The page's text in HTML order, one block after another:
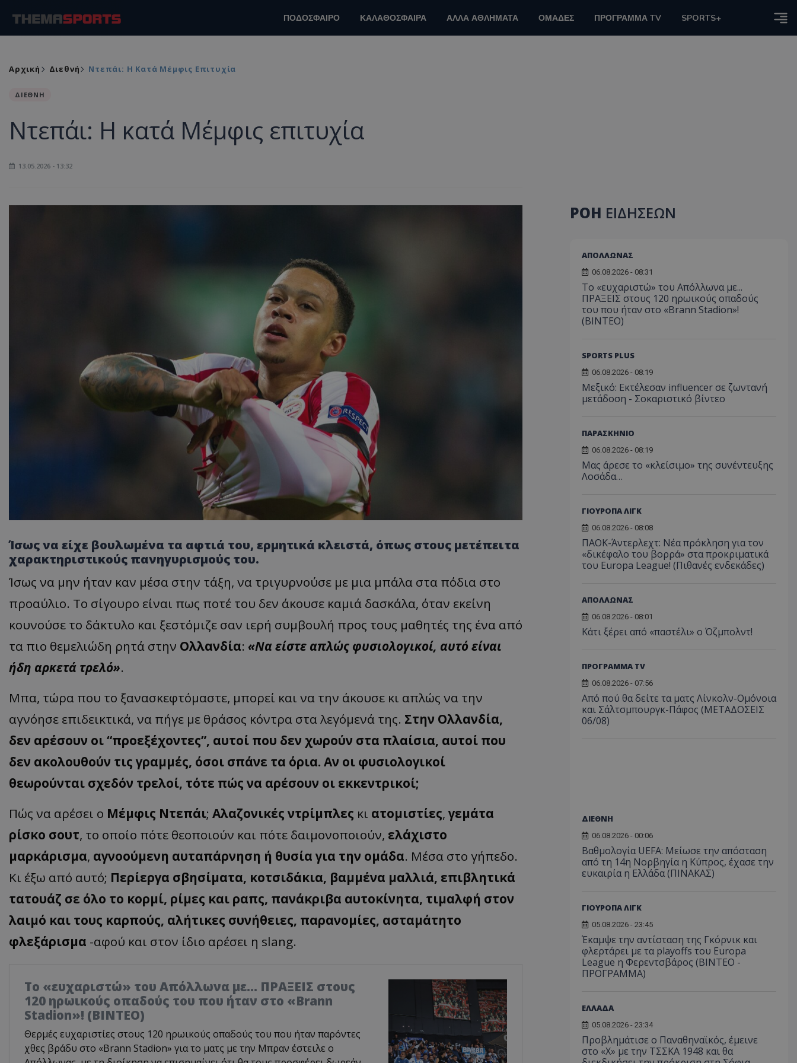
ΠΟΔΟΣΦΑΙΡΟ ΚΑΛΑΘΟΣΦΑΙΡΑ ΑΛΛΑ ΑΘΛΗΜΑΤΑ ΟΜΑΔΕΣ ΠΡΟΓΡΑΜΜΑ TV SPORTS+
Αρχική Διεθνή Ντεπάι: Η Κατά Μέμφις Επιτυχία
ΔΙΕΘΝΗ
Ντεπάι: Η κατά Μέμφις επιτυχία
13.05.2026 - 13:32
Ίσως να είχε βουλωμένα τα αφτιά του, ερμητικά κλειστά, όπως στους μετέπειτα
χαρακτηριστικούς πανηγυρισμούς του.
Ίσως να μην ήταν καν μέσα στην τάξη, να τριγυρνούσε με μια μπάλα στα πόδια στο
προαύλιο. Το σίγουρο είναι πως ποτέ του δεν άκουσε καμιά δασκάλα, όταν εκείνη
κουνούσε το δάκτυλο και ξεστόμιζε σαν ιερή συμβουλή προς τους μαθητές της ένα από
τα πιο θεμελιώδη ρητά στην Ολλανδία: «Να είστε απλώς φυσιολογικοί, αυτό είναι
ήδη αρκετά τρελό».
Μπα, τώρα που το ξανασκεφτόμαστε, μπορεί και να την άκουσε κι απλώς να την
αγνόησε επιδεικτικά, να πήγε με θράσος κόντρα στα λεγόμενά της. Στην Ολλανδία,
δεν αρέσουν οι “προεξέχοντες”, αυτοί που δεν χωρούν στα πλαίσια, αυτοί που
δεν ακολουθούν τις γραμμές, όσοι σπάνε τα όρια. Αν οι φυσιολογικοί
θεωρούνται σχεδόν τρελοί, τότε πώς να αρέσουν οι εκκεντρικοί;
Πώς να αρέσει ο Μέμφις Ντεπάι; Αλαζονικές ντρίμπλες κι ατομιστίες, γεμάτα
ρίσκο σουτ, το οποίο πότε θεοποιούν και πότε δαιμονοποιούν, ελάχιστο
μαρκάρισμα, αγνοούμενη αυταπάρνηση ή θυσία για την ομάδα. Μέσα στο γήπεδο.
Κι έξω από αυτό; Περίεργα σβησίματα, κοτσιδάκια, βαμμένα μαλλιά, επιβλητικά
τατουάζ σε όλο το κορμί, ρίμες και ραπς, πανάκριβα αυτοκίνητα, τιμαλφή στον
λαιμό και τους καρπούς, αλήτικες συνήθειες, παρανομίες, ασταμάτητο
φλεξάρισμα -αφού και στον ίδιο αρέσει η slang.
Το «ευχαριστώ» του Απόλλωνα με... ΠΡΑΞΕΙΣ στους
120 ηρωικούς οπαδούς του που ήταν στο «Brann
Stadion»! (ΒΙΝΤΕΟ)
Θερμές ευχαριστίες στους 120 ηρωικούς οπαδούς του που ήταν παρόντες
χθες βράδυ στο «Brann Stadion» για το ματς με την Μπραν έστειλε ο
ΡΟΗ ΕΙΔΗΣΕΩΝ
ΑΠΟΛΛΩΝΑΣ
06.08.2026 - 08:31
Το «ευχαριστώ» του Απόλλωνα με...
ΠΡΑΞΕΙΣ στους 120 ηρωικούς οπαδούς
του που ήταν στο «Brann Stadion»!
(ΒΙΝΤΕΟ)
SPORTS PLUS
06.08.2026 - 08:19
Μεξικό: Εκτέλεσαν influencer σε ζωντανή
μετάδοση - Σοκαριστικό βίντεο
ΠΑΡΑΣΚΗΝΙΟ
06.08.2026 - 08:19
Μας άρεσε το «κλείσιμο» της συνέντευξης
Λοσάδα…
ΓΙΟΥΡΟΠΑ ΛΙΓΚ
06.08.2026 - 08:08
ΠΑΟΚ-Άντερλεχτ: Νέα πρόκληση για τον
«δικέφαλο του βορρά» στα προκριματικά
του Europa League! (Πιθανές ενδεκάδες)
ΑΠΟΛΛΩΝΑΣ
06.08.2026 - 08:01
Κάτι ξέρει από «παστέλι» ο Όζμπολντ!
ΠΡΟΓΡΑΜΜΑ TV
06.08.2026 - 07:56
Από πού θα δείτε τα ματς Λίνκολν-Ομόνοια
και Σάλτσμπουργκ-Πάφος (ΜΕΤΑΔΟΣΕΙΣ
06/08)
ΔΙΕΘΝΗ
06.08.2026 - 00:06
Βαθμολογία UEFA: Μείωσε την απόσταση
από τη 14η Νορβηγία η Κύπρος, έχασε την
ευκαιρία η Ελλάδα (ΠΙΝΑΚΑΣ)
ΓΙΟΥΡΟΠΑ ΛΙΓΚ
05.08.2026 - 23:45
Έκαμψε την αντίσταση της Γκόρνικ και
φλερτάρει με τα playoffs του Europa
League η Φερεντσβάρος (ΒΙΝΤΕΟ -
ΠΡΟΓΡΑΜΜΑ)
ΕΛΛΑΔΑ
05.08.2026 - 23:34
Προβλημάτισε ο Παναθηναϊκός, έμεινε
στο «Χ» με την ΤΣΣΚΑ 1948 και θα